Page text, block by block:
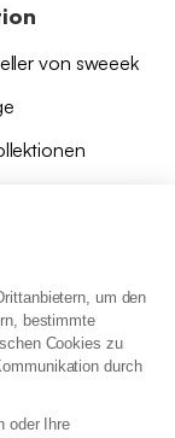
um den
bestimmte
Cookies zu
durch
oder Ihre
von sweeek